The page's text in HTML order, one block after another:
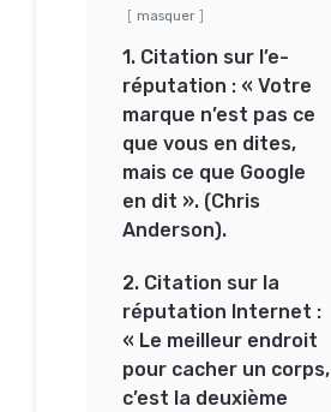
masquer
1. Citation sur l’e-
réputation : « Votre
marque n’est pas ce
que vous en dites,
mais ce que Google
en dit ». (Chris
Anderson).
2. Citation sur la
réputation Internet :
« Le meilleur endroit
pour cacher un corps,
c’est la deuxième